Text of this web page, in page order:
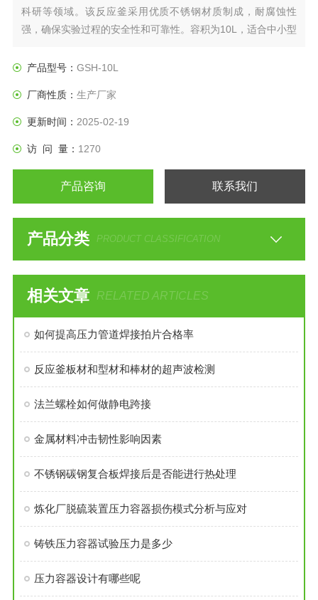
科研等领域。该反应釜采用优质不锈钢材质制成，耐腐蚀性
强，确保实验过程的安全性和可靠性。容积为10L，适合中小型
产品型号： GSH-10L
厂商性质： 生产厂家
更新时间： 2025-02-19
访 问 量： 1270
产品咨询 联系我们
产品分类 PRODUCT CLASSIFICATION
相关文章 RELATED ARTICLES
如何提高压力管道焊接拍片合格率
反应釜板材和型材和棒材的超声波检测
法兰螺栓如何做静电跨接
金属材料冲击韧性影响因素
不锈钢碳钢复合板焊接后是否能进行热处理
炼化厂脱硫装置压力容器损伤模式分析与应对
铸铁压力容器试验压力是多少
压力容器设计有哪些呢